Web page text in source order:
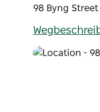
98 Byng